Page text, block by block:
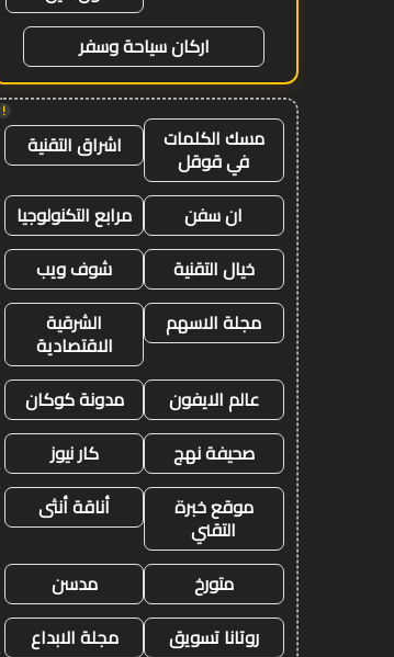
اركان سياحة وسفر
!
مسك الكلمات
في قوقل اشراق التقنية
ان سفن
مرابع التكنولوجيا
خيال التقنية
شوف ويب
مجلة الاسهم
الشرقية
الاقتصادية
عالم الايفون
مدونة كوكان
صحيفة نهج
كار نيوز
موقع خبرة
التقني
أناقة أنثى
متورخ
مدسن
روتانا تسويق
مجلة الابداع